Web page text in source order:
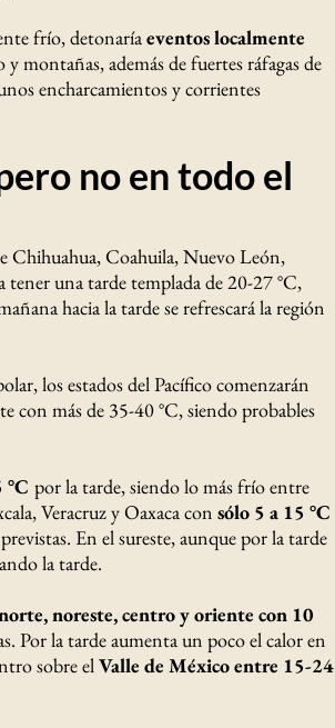
frío, detonaríaeventos localmente
montañas, además de fuertes ráfagas de
encharcamientos y corrientes
no en todo el
Chihuahua, Coahuila, Nuevo León,
tener una tarde templada de 20-27 °C,
hacia la tarde se refrescará la región
los estados del Pacífico comenzarán
con más de 35-40 °C, siendo probables
por la tarde, siendo lo más frío entre
Veracruz y Oaxaca con sólo 5 a 15 °C
En el sureste, aunque por la tarde
la tarde.
noreste, centro y oriente con 10
Por la tarde aumenta un poco el calor en
sobre elValle de México entre 15-24